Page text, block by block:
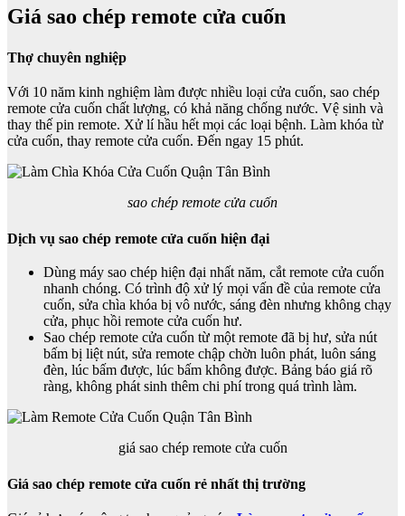
Giá sao chép remote cửa cuốn
Thợ chuyên nghiệp
Với 10 năm kinh nghiệm làm được nhiều loại cửa cuốn, sao chép
remote cửa cuốn chất lượng, có khả năng chống nước. Vệ sinh và
thay thế pin remote. Xử lí hầu hết mọi các loại bệnh. Làm khóa từ
cửa cuốn, thay remote cửa cuốn. Đến ngay 15 phút.
sao chép remote cửa cuốn
Dịch vụ sao chép remote cửa cuốn hiện đại
Dùng máy sao chép hiện đại nhất năm, cắt remote cửa cuốn
nhanh chóng. Có trình độ xử lý mọi vấn đề của remote cửa
cuốn, sửa chìa khóa bị vô nước, sáng đèn nhưng không chạy
cửa, phục hồi remote cửa cuốn hư.
Sao chép remote cửa cuốn từ một remote đã bị hư, sửa nút
bấm bị liệt nút, sửa remote chập chờn luôn phát, luôn sáng
đèn, lúc bấm được, lúc bấm không được. Bảng báo giá rõ
ràng, không phát sinh thêm chi phí trong quá trình làm.
giá sao chép remote cửa cuốn
Giá sao chép remote cửa cuốn rẻ nhất thị trường